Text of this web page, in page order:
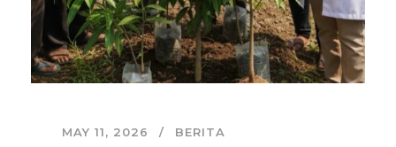
MAY 11, 2026 BERITA